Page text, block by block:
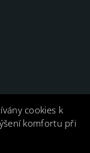
cookies k
komfortu při